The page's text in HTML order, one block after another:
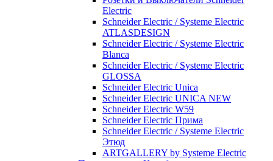
Electric
Schneider Electric / Systeme Electric
ATLASDESIGN
Schneider Electric / Systeme Electric
Blanca
Schneider Electric / Systeme Electric
GLOSSA
Schneider Electric Unica
Schneider Electric UNICA NEW
Schneider Electric W59
Schneider Electric Прима
Schneider Electric / Systeme Electric
Этюд
ARTGALLERY by Systeme Electric